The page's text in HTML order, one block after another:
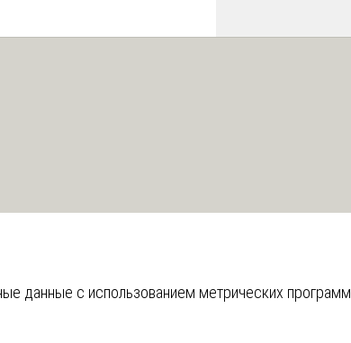
данные с использованием метрических программ.